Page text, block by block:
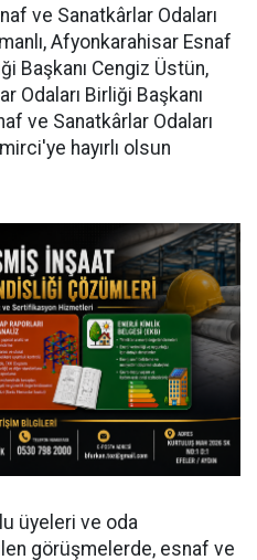
ve Sanatkârlar Odaları
Afyonkarahisar Esnaf
Başkanı Cengiz Üstün,
Odaları Birliği Başkanı
ve Sanatkârlar Odaları
hayırlı olsun
üyeleri ve oda
görüşmelerde, esnaf ve